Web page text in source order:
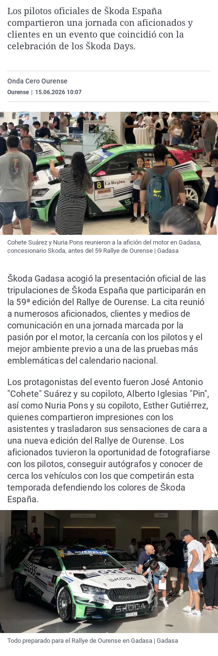
La rosa de los vientos
Gente viajera
Caso
Retornados
Extremadura
Galicia
Virales
Televisión
Los pilotos oficiales de Škoda España
compartieron una jornada con aficionados y
clientes en un evento que coincidió con la
celebración de los Škoda Days.
Onda Cero Ourense
Ourense 15.06.2026 10:07
Cohete Suárez y Nuria Pons reunieron a la afición del motor en Gadasa,
concesionario Skoda, antes del 59 Rallye de Ourense | Gadasa
Škoda Gadasa acogió la presentación oficial de las
tripulaciones de Škoda España que participarán en
la 59ª edición del Rallye de Ourense. La cita reunió
a numerosos aficionados, clientes y medios de
comunicación en una jornada marcada por la
pasión por el motor, la cercanía con los pilotos y el
mejor ambiente previo a una de las pruebas más
emblemáticas del calendario nacional.
Los protagonistas del evento fueron José Antonio
"Cohete" Suárez y su copiloto, Alberto Iglesias "Pin",
así como Nuria Pons y su copiloto, Esther Gutiérrez,
quienes compartieron impresiones con los
asistentes y trasladaron sus sensaciones de cara a
una nueva edición del Rallye de Ourense. Los
aficionados tuvieron la oportunidad de fotografiarse
con los pilotos, conseguir autógrafos y conocer de
cerca los vehículos con los que competirán esta
temporada defendiendo los colores de Škoda
España.
Todo preparado para el Rallye de Ourense en Gadasa | Gadasa